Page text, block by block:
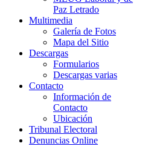
Paz Letrado
Multimedia
Galería de Fotos
Mapa del Sitio
Descargas
Formularios
Descargas varias
Contacto
Información de
Contacto
Ubicación
Tribunal Electoral
Denuncias Online